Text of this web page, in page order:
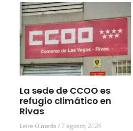
La sede de CCOO es
refugio climático en
Rivas
Leire Olmeda 7 agosto, 2026